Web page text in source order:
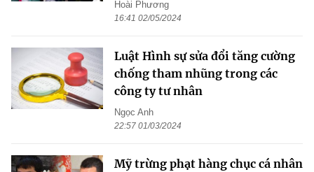
Hoài Phương
16:41 02/05/2024
Luật Hình sự sửa đổi tăng cường
chống tham nhũng trong các
công ty tư nhân
Ngọc Anh
22:57 01/03/2024
Mỹ trừng phạt hàng chục cá nhân